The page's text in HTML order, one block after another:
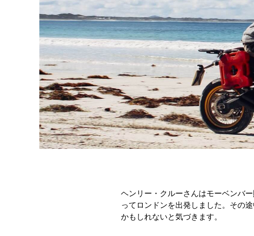
ヘンリー・クルーさんはモーベンバ
ってロンドンを出発しました。その
かもしれないと気づきます。